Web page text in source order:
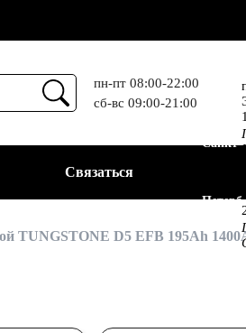
пн-пт 08:00-22:00
сб-вс 09:00-21:00
Связаться
Санкт-
TUNGSTONE D5 EFB 195Ah